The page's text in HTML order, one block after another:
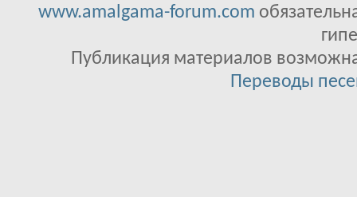
www.amalgama-forum.com
Публикация материалов
Переводы